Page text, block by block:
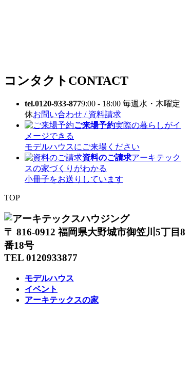
コンタクト CONTACT
tel.0120-933-8779:00 - 18:00 毎週水・木曜定
休お問い合わせ / 資料請求
ご来場予約実際の暮らしがイ
メージできる
モデルハウスにご来場ください
資料のご請求アーキテック
スの家づくりがわかる
小冊子をお送りしています
TOP
〒 816-0912 福岡県大野城市御笠川5丁目8
番18号
TEL 0120933877
モデルハウス
イベント
アーキテックスの家